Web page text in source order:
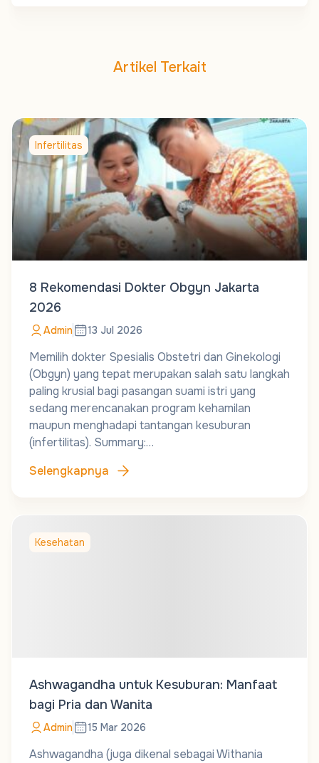
Artikel Terkait
Infertilitas
8 Rekomendasi Dokter Obgyn Jakarta
2026
Admin 13 Jul 2026
Memilih dokter Spesialis Obstetri dan Ginekologi
(Obgyn) yang tepat merupakan salah satu langkah
paling krusial bagi pasangan suami istri yang
sedang merencanakan program kehamilan
maupun menghadapi tantangan kesuburan
(infertilitas). Summary:…
Selengkapnya
Kesehatan
Ashwagandha untuk Kesuburan: Manfaat
bagi Pria dan Wanita
Admin 15 Mar 2026
Ashwagandha (juga dikenal sebagai Withania